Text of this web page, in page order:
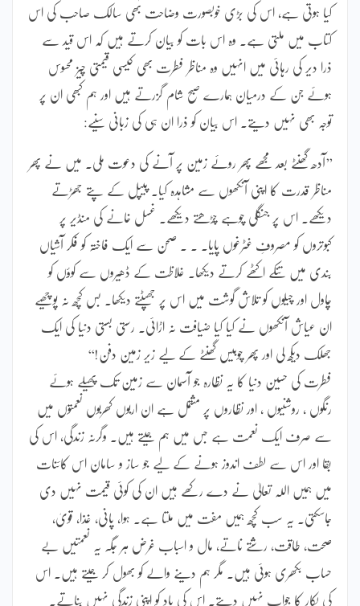
کیا ہوتی ہے، اس کی بڑی خوبصورت وضاحت بھی سالک صاحب کی اس
کتاب میں ملتی ہے۔ وہ اس بات کو بیان کرتے ہیں کہ اس قید سے
ذرا دیر کی رہائی میں انہیں وہ مناظر فطرت بھی کیسی قیمتی چیز محسوس
ہوئے جن کے درمیان ہمارے صبح شام گزرتے ہیں اور ہم کبھی ان پر
توجہ بھی نہیں دیتے۔ اس بیان کو ذرا ان ہی کی زبانی سنیے:
’’آدھ گھنٹے بعد مجھے پھر روئے زمین پر آنے کی دعوت ملی۔ میں نے پھر
مناظر قدرت کا اپنی آنکھوں سے مشاہدہ کیا۔ پیپل کے پتے جھڑتے
دیکھے۔ اس پر جنگلی چوہے چڑھتے دیکھے۔ غسل خانے کی منڈیر پر
کبوتروں کو مصروفِ غٹرغوں پایا۔ ۔ ۔ صحن سے ایک فاختہ کو فکر آشیاں
بندی میں تنکے اکٹھے کرتے دیکھا۔ غلاظت کے ڈھیروں سے کوؤں کو
چاول اور چیلوں کو تلاش گوشت میں اس پر جھپٹتے دیکھا۔ بس کچھ نہ پوچھیے
ان عیاش آنکھوں نے کیا کیا ضیافت نہ اڑائی۔ رستی بستی دنیا کی ایک
جھلک دیکھ لی اور پھر چوبیس گھنٹے کے لیے زیر زمین دفن!‘‘
فطرت کی حسین دنیا کا یہ نظارہ جو آسمان سے زمین تک پھیلے ہوئے
رنگوں ، روشنیوں ، اور نظاروں پر مشتمل ہے ان اربوں کھربوں نعمتوں میں
سے صرف ایک نعمت ہے جس میں ہم جیتے ہیں۔ وگرنہ زندگی، اس کی
بقا اور اس سے لطف اندوز ہونے کے لیے جو ساز و سامان اس کائنات
میں ہمیں اللہ تعالیٰ نے دے رکھے ہیں ان کی کوئی قیمت نہیں دی
جاسکتی۔ یہ سب کچھ ہمیں مفت میں ملتا ہے۔ ہوا، پانی، غذا، قویٰ،
صحت، طاقت، رشتے ناتے، مال و اسباب غرض ہر جگہ یہ نعمتیں بے
حساب بکھری ہوئی ہیں۔ مگر ہم دینے والے کو بھول کر جیتے ہیں۔ اس
کی پکار کا جواب نہیں دیتے۔ اس کی یاد کو اپنی زندگی نہیں بناتے۔